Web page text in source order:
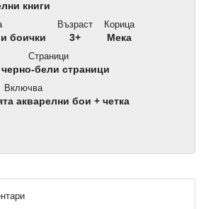
книги
боички
Възраст
3+
Корица
Мека
Страници
черно-бели страници
Включва
акварелни бои + четка